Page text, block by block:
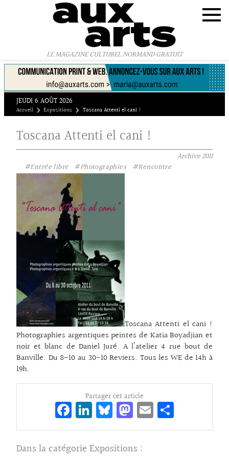
LE MAGAZINE CULTUREL NORMAND GRATUIT
JEUDI 6 AOÛT 2026
Accueil Expositions Toscana Attenti el cani !
Toscana Attenti el cani !
Archive2011
#Entrée libre
#Photographies #Rencontre
Toscana Attenti el cani !
Photographies argentiques peintes de Katia Boyadjian et
noir et blanc de Daniel Juré. A l’atelier 4 rue bout de
Banville. Du 8-10 au 30-10 Reviers. Tous les WE de 14h à
19h.
Partager cet article
Fa
ce
bo
Li
n
ke
Bl
ue
sk
M
as
to
E
m rt
Dans la catégorie Expositions :
Panneau de gestion des cookies